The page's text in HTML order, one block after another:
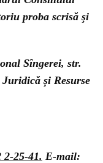
proba scrisă şi
Sîngerei, str.
și Resurse
25-41. E-mail: